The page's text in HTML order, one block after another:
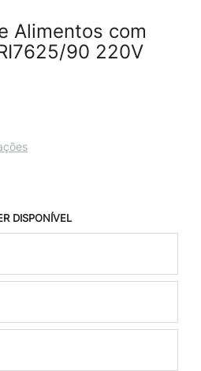
Alimentos com
90 220V
DISPONÍVEL